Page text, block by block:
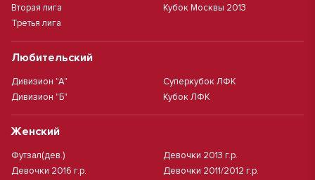
Вторая лига
Третья лига
Кубок Москвы 2013
Любительский
Дивизион "А"
Дивизион "Б"
Суперкубок ЛФК
Кубок ЛФК
Женский
Футзал(дев.)
Девочки 2016 г.р.
Девочки 2013 г.р.
Девочки 2011/2012 г.р.